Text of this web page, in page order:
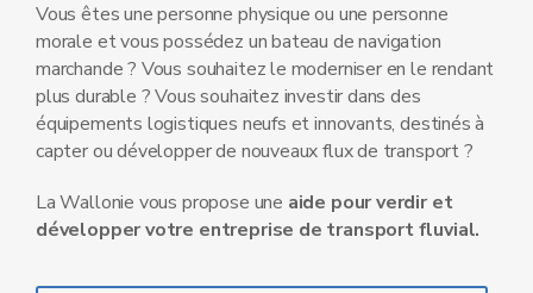
Vous êtes une personne physique ou une personne
morale et vous possédez un bateau de navigation
marchande ? Vous souhaitez le moderniser en le rendant
plus durable ? Vous souhaitez investir dans des
équipements logistiques neufs et innovants, destinés à
capter ou développer de nouveaux flux de transport ?
La Wallonie vous propose une aide pour verdir et
développer votre entreprise de transport fluvial.